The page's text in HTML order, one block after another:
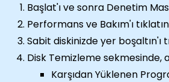
Başlat'ı ve sonra Denetim
Performans ve Bakım'ı
Sabit diskinizde yer boşaltın'ı
Disk Temizleme sekmesinde,
Karşıdan Yüklenen